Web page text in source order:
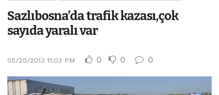
Sazlıbosna’da trafik kazası,çok
sayıda yaralı var
05/20/2013 11:03 PM 0 0 0